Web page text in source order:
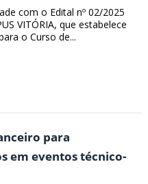
com o Edital nº 02/2025
VITÓRIA, que estabelece
o Curso de...
para
em eventos técnico-